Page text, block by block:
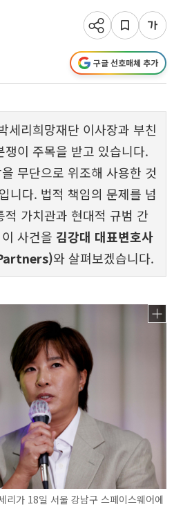
구글 선호매체 추가
세리희망재단 이사장과 부친
이 주목을 받고 있습니다.
무단으로 위조해 사용한 것
니다. 법적 책임의 문제를 넘
적 가치관과 현대적 규범 간
사건을 김강대 대표변호사
와 살펴보겠습니다.
가 18일 서울 강남구 스페이스웨어에